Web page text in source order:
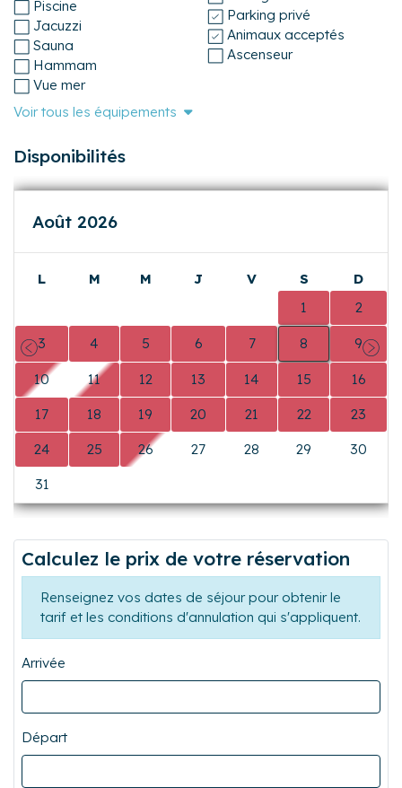
Climatisation
Linge de maison fourni
WiFi
Internet fibre optique
Terrasse
Balcon
Jacuzzi
Sauna
Vue mer
Vue lac
Chambres
Draps fournis
Ascenseur
Voir tous les équipements
Août 2026
L M M J V S
D
0
0 0 0 0 1 2
3
10 11 12 13 14 15 16
17 18 19 20 21 22
31 0 0 0 0 0 0
Précédent
Renseignez vos dates de séjour pour obtenir le
tarif et les conditions d'annulation qui s'appliquent.